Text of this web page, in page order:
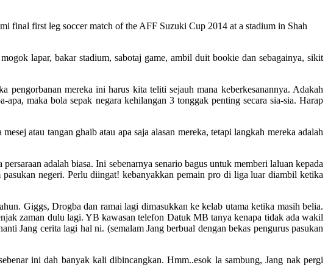
final first leg soccer match of the AFF Suzuki Cup 2014 at a stadium in Shah
lapar, bakar stadium, sabotaj game, ambil duit bookie dan sebagainya, sikit
pengorbanan mereka ini harus kita teliti sejauh mana keberkesanannya. Adakah
maka bola sepak negara kehilangan 3 tonggak penting secara sia-sia. Harap
atau tangan ghaib atau apa saja alasan mereka, tetapi langkah mereka adalah
adalah biasa. Ini sebenarnya senario bagus untuk memberi laluan kepada
negeri. Perlu diingat! kebanyakkan pemain pro di liga luar diambil ketika
Giggs, Drogba dan ramai lagi dimasukkan ke kelab utama ketika masih belia.
zaman dulu lagi. YB kawasan telefon Datuk MB tanya kenapa tidak ada wakil
Jang cerita lagi hal ni. (semalam Jang berbual dengan bekas pengurus pasukan
ini dah banyak kali dibincangkan. Hmm..esok la sambung, Jang nak pergi